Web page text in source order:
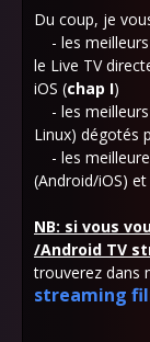
Du coup, je
- les meilleurs
le Live TV
iOS (chap I)
- les meilleurs
Linux) dégotés
- les
(Android/iOS)
NB: si vous
/Android TV
trouverez dans
streaming